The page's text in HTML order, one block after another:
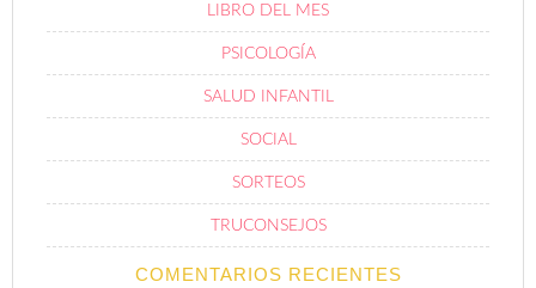
LIBRO DEL MES
PSICOLOGÍA
SALUD INFANTIL
SOCIAL
SORTEOS
TRUCONSEJOS
COMENTARIOS RECIENTES